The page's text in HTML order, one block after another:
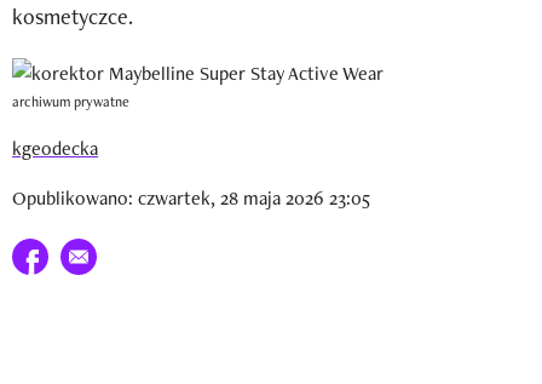
kosmetyczce.
archiwum prywatne
kgeodecka
Opublikowano: czwartek, 28 maja 2026 23:05
Udostępnij na facebook
E-mail do przyjaciela